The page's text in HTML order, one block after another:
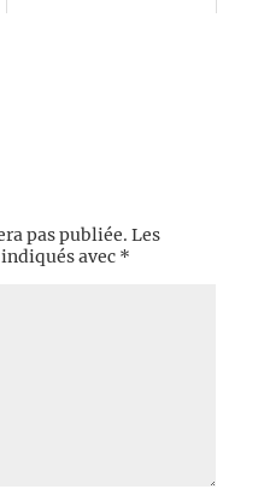
pas publiée. Les
avec *